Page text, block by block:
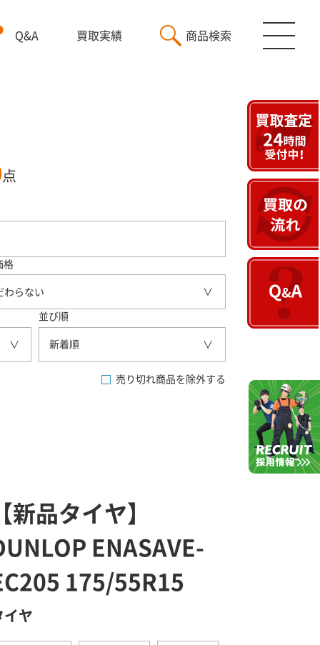
Q&A 買取実績 商品検索
点
格
わらない
並び順
新着順
売り切れ商品を除外する
【新品タイヤ】
ENASAVE-
175/55R15
イヤ